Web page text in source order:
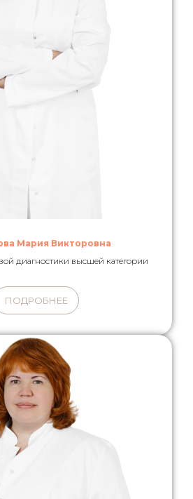
Мария Викторовна
диагностики высшей категории
ПОДРОБНЕЕ